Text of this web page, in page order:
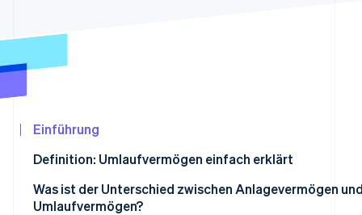
Stripe-Sessions 2026
Erfahren Sie, wie Stripe Lösungen für die
Jetzt ansehen
Einführung
Definition: Umlaufvermögen einfach erklärt
Was ist der Unterschied zwischen Anlagevermögen
Umlaufvermögen?